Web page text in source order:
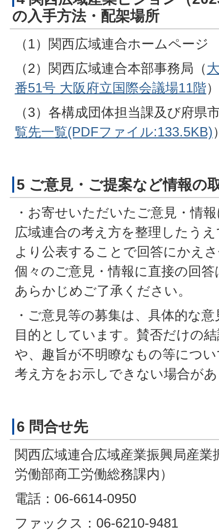
の入手方法・配架場所
（1）関西広域連合ホームページ
（2）関西広域連合本部事務局（
番51号 大阪府立国際会議場11階）
（3）各構成団体担当課及び府県
覧先一覧(PDFファイル:133.5KB)
5 ご意見・ご提案など情報の
・お寄せいただいたご意見・情
広域連合の考え方を整理したう
より公表することで回答にかえ
個々のご意見・情報に直接の回
あらかじめご了承ください。
・ご意見等の募集は、具体的な
目的としています。賛否だけの
や、趣旨が不明瞭なもの等につ
考え方をお示しできない場合が
6 問合せ先
関西広域連合広域産業振興局産
労働部商工労働総務課内）
電話：06-6614-0950
ファックス：06-6210-9481